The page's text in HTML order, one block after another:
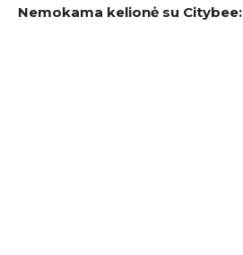
Nemokama kelionė su Citybee: